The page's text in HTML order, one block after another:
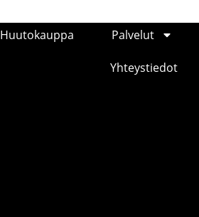
Huutokauppa Palvelut
Yhteystiedot